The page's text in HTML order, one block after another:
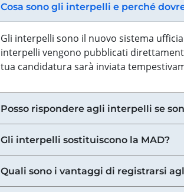
Cosa sono gli interpelli e perché
Gli interpelli sono il nuovo sistema
interpelli vengono pubblicati
tua candidatura sarà inviata
Posso rispondere agli interpelli se
Gli interpelli sostituiscono la MAD?
Quali sono i vantaggi di registrarsi